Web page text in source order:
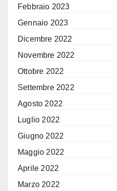
Febbraio 2023
Gennaio 2023
Dicembre 2022
Novembre 2022
Ottobre 2022
Settembre 2022
Agosto 2022
Luglio 2022
Giugno 2022
Maggio 2022
Aprile 2022
Marzo 2022